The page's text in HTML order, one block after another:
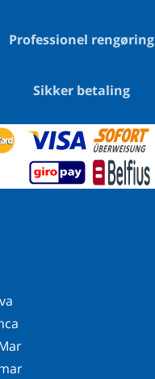
Professionel rengøring
Sikker betaling